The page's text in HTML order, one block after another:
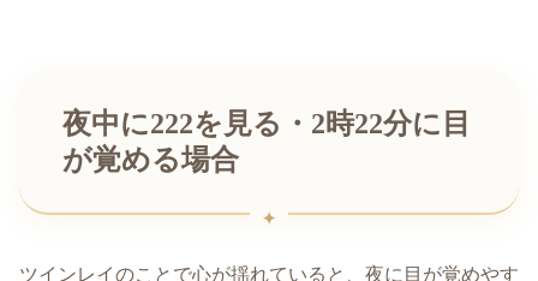
夜中に222を見る・2時22分に目
が覚める場合
ツインレイのことで心が揺れていると、夜に目が覚めやす